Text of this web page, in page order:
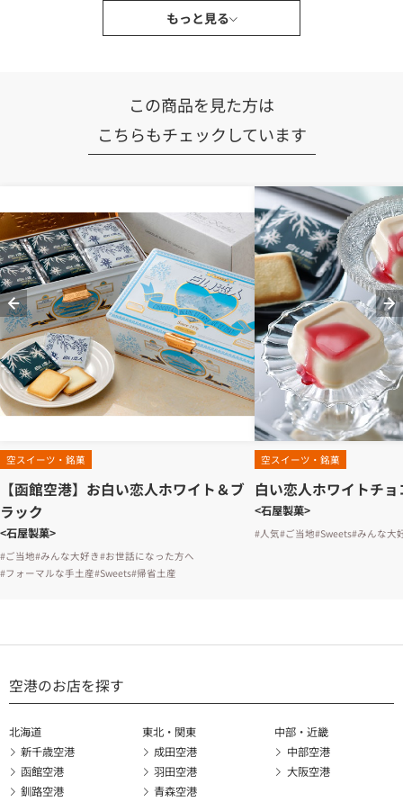
もっと見る
この商品を見た方は
こちらもチェックしています
空スイーツ・銘菓
【函館空港】お白い恋人ホワイト＆ブ
ラック
<石屋製菓>
#ご当地#みんな大好き#お世話になった方へ
#フォーマルな手土産#Sweets#帰省土産
空スイーツ・銘菓
白い恋人ホワイトチ
<石屋製菓>
#人気#ご当地#Sweets#みんな大
空港のお店を探す
北海道
新千歳空港
函館空港
釧路空港
東北・関東
成田空港
羽田空港
青森空港
中部・近畿
中部空港
大阪空港